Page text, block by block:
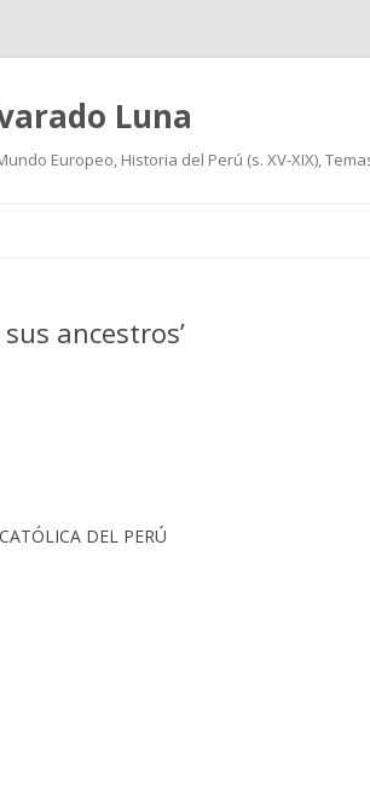
Luna
Europeo, Historia del Perú (s. XV-XIX),
ancestros’
DEL PERÚ